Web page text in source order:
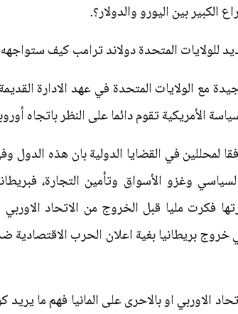
الكبير بين اليورو والدولار؟.
للولايات المتحدة دولاند ترامب كيف
مع الولايات المتحدة في عهد الادارة
الأمريكية تقوم دائما على النظر باتجاه
لمحللين في القضايا الدولية بان هذه
وغزو الأسواق وتأمين التجارة،
فكرت مليا قبل الخروج من الاتحاد
خروج بريطانيا بغية اعلان الحرب الاقتصادية
الاوربي او بالاحرى على المانيا فهم ما يريد